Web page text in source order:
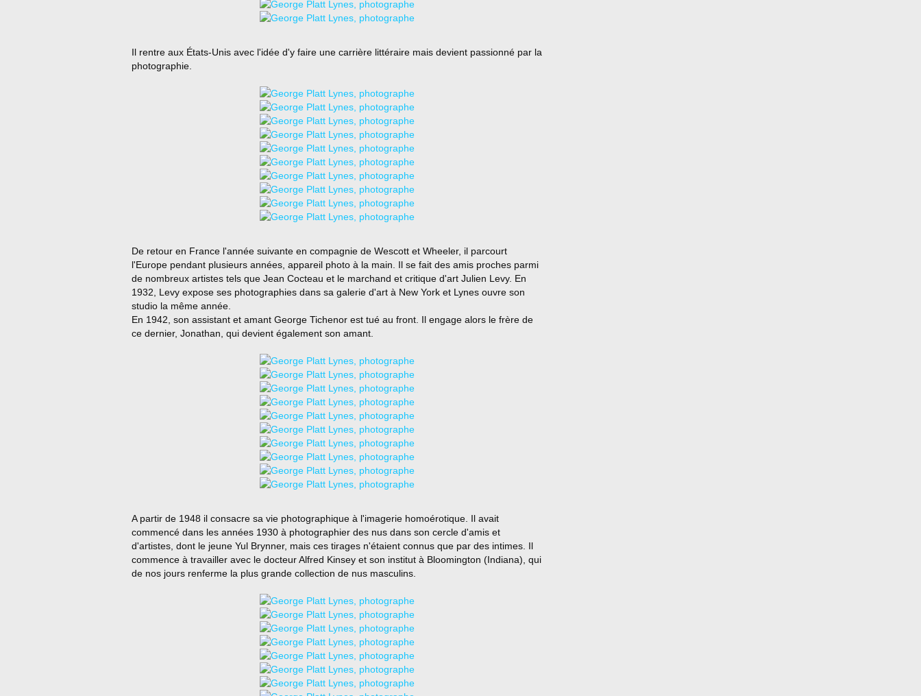
Il rentre aux États-Unis avec l'idée d'y faire une carrière littéraire mais devient passionné par la
photographie.
De retour en France l'année suivante en compagnie de Wescott et Wheeler, il parcourt
l'Europe pendant plusieurs années, appareil photo à la main. Il se fait des amis proches parmi
de nombreux artistes tels que Jean Cocteau et le marchand et critique d'art Julien Levy. En
1932, Levy expose ses photographies dans sa galerie d'art à New York et Lynes ouvre son
studio la même année.
En 1942, son assistant et amant George Tichenor est tué au front. Il engage alors le frère de
ce dernier, Jonathan, qui devient également son amant.
A partir de 1948 il consacre sa vie photographique à l'imagerie homoérotique. Il avait
commencé dans les années 1930 à photographier des nus dans son cercle d'amis et
d'artistes, dont le jeune Yul Brynner, mais ces tirages n'étaient connus que par des intimes. Il
commence à travailler avec le docteur Alfred Kinsey et son institut à Bloomington (Indiana), qui
de nos jours renferme la plus grande collection de nus masculins.